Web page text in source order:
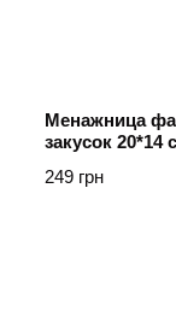
Менажница
закусок 20*14
249 грн